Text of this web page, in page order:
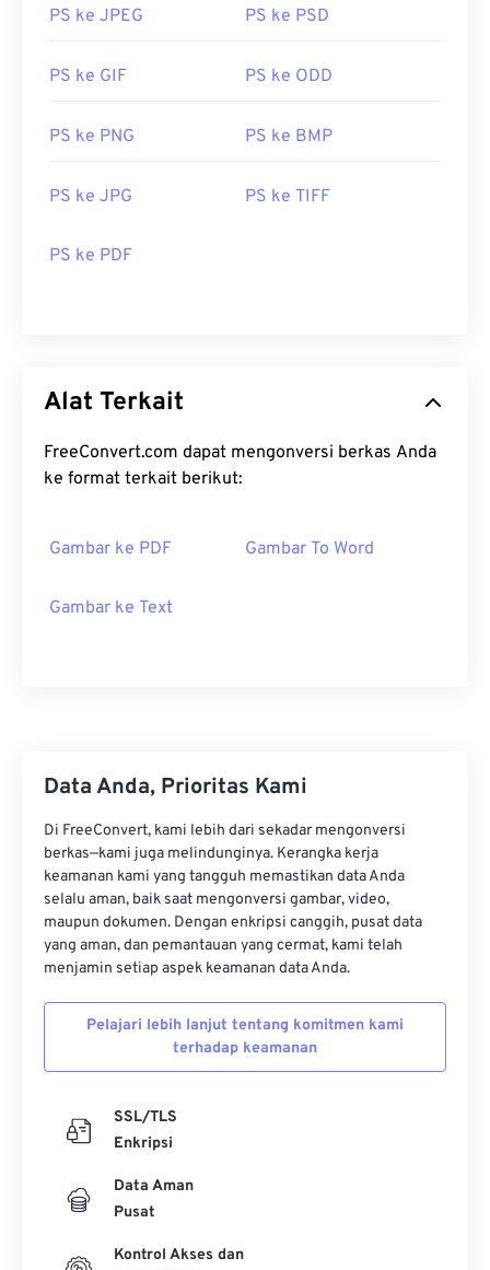
PS ke JPEG PS ke PSD
PS ke GIF PS ke ODD
PS ke PNG PS ke BMP
PS ke JPG PS ke TIFF
PS ke PDF
Alat Terkait
FreeConvert.com dapat mengonversi berkas Anda
ke format terkait berikut:
Gambar ke PDF Gambar To Word
Gambar ke Text
Data Anda, Prioritas Kami
Di FreeConvert, kami lebih dari sekadar mengonversi
berkas—kami juga melindunginya. Kerangka kerja
keamanan kami yang tangguh memastikan data Anda
selalu aman, baik saat mengonversi gambar, video,
maupun dokumen. Dengan enkripsi canggih, pusat data
yang aman, dan pemantauan yang cermat, kami telah
menjamin setiap aspek keamanan data Anda.
Pelajari lebih lanjut tentang komitmen kami
terhadap keamanan
SSL/TLS
Enkripsi
Data Aman
Pusat
Kontrol Akses dan